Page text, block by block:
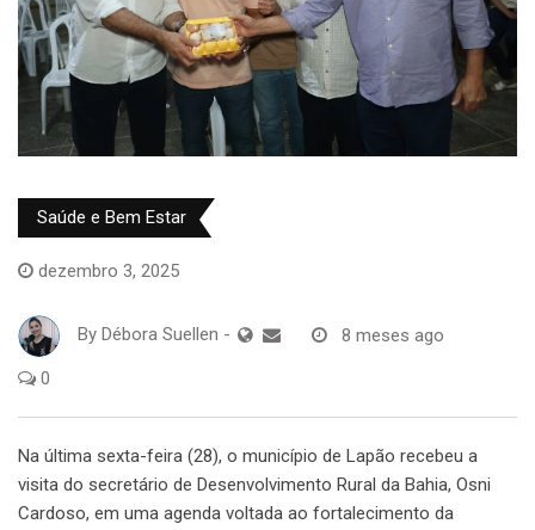
Saúde e Bem Estar
dezembro 3, 2025
By Débora Suellen - 8 meses ago
0
Na última sexta-feira (28), o município de Lapão recebeu a
visita do secretário de Desenvolvimento Rural da Bahia, Osni
Cardoso, em uma agenda voltada ao fortalecimento da